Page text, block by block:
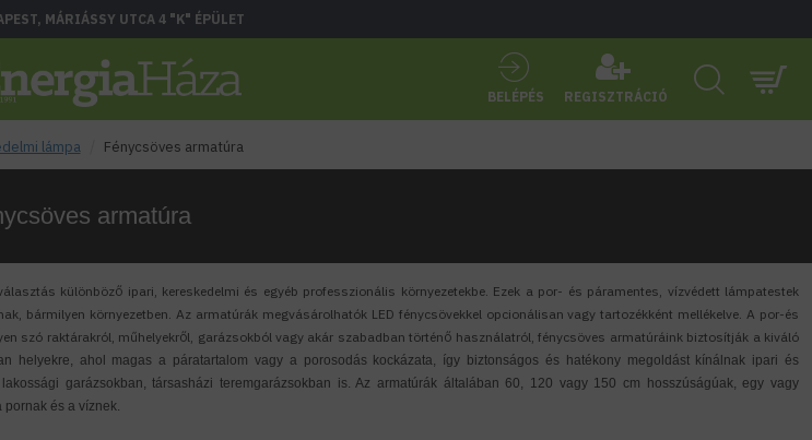
MÁRIÁSSY UTCA 4 "K" ÉPÜLET
BELÉPÉS REGISZTRÁCIÓ
lámpa Fénycsöves armatúra
armatúra
különböző ipari, kereskedelmi és egyéb professzionális környezetekbe. Ezek a por- és páramentes, vízvédett lámpatestek
bármilyen környezetben. Az armatúrák megvásárolhatók LED fénycsövekkel opcionálisan vagy tartozékként mellékelve. A por-és
szó raktárakról, műhelyekről, garázsokból vagy akár szabadban történő használatról, fénycsöves armatúráink biztosítják a kiváló
helyekre, ahol magas a páratartalom vagy a porosodás kockázata, így biztonságos és hatékony megoldást kínálnak ipari és
garázsokban, társasházi teremgarázsokban is. Az armatúrák általában 60, 120 vagy 150 cm hosszúságúak, egy vagy
és a víznek.